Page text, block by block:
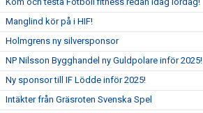
Manglind kör på i HIF!
Holmgrens ny silversponsor
NP Nilsson Bygghandel ny Guldpolare inför 2025!
Ny sponsor till IF Lödde inför 2025!
Intäkter från Gräsroten Svenska Spel